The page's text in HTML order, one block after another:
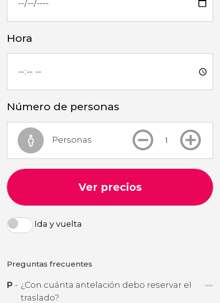
Hora
Número de personas
Personas
Ver precios
Ida y vuelta
Preguntas frecuentes
P - ¿Con cuánta antelación debo reservar el
traslado?